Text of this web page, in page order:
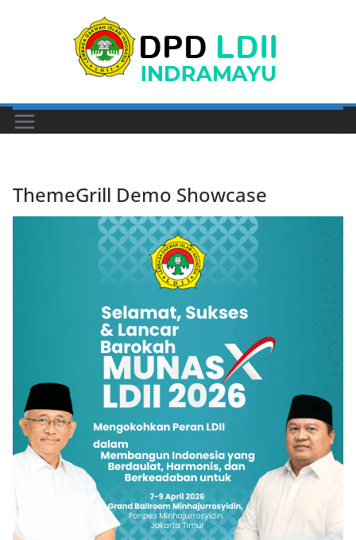
ThemeGrill Demo Showcase